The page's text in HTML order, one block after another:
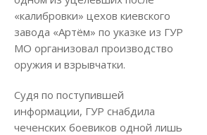
«калибровки» цехов киевского
завода «Артём» по указке из ГУР
МО организовал производство
оружия и взрывчатки.
Судя по поступившей
информации, ГУР снабдила
чеченских боевиков одной лишь